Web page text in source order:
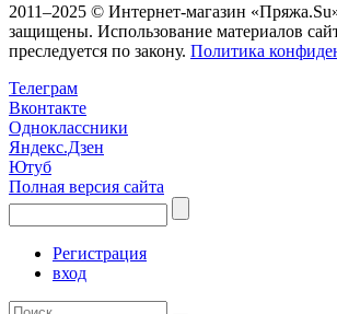
2011–2025 © Интернет-магазин
защищены. Использование материалов
преследуется по закону. Политика
Телеграм
Вконтакте
Одноклассники
Яндекс.Дзен
Ютуб
Полная версия сайта
Регистрация
вход